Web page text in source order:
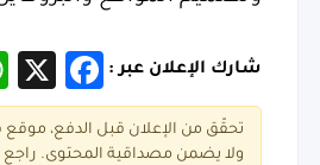
شارك الإعلان عبر : X
تحقّق من الإعلان قبل الدفع،
ولا يضمن مصداقية المحتوى. راجع